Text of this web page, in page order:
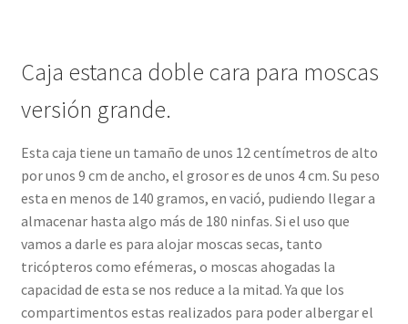
Caja estanca doble cara para moscas
versión grande.
Esta caja tiene un tamaño de unos 12 centímetros de alto
por unos 9 cm de ancho, el grosor es de unos 4 cm. Su peso
esta en menos de 140 gramos, en vació, pudiendo llegar a
almacenar hasta algo más de 180 ninfas. Si el uso que
vamos a darle es para alojar moscas secas, tanto
tricópteros como efémeras, o moscas ahogadas la
capacidad de esta se nos reduce a la mitad. Ya que los
compartimentos estas realizados para poder albergar el